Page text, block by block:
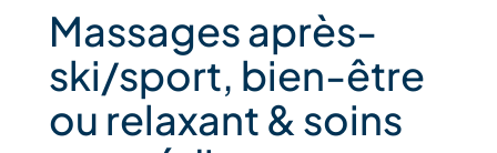
Massages après-
ski/sport, bien-être
ou relaxant & soins